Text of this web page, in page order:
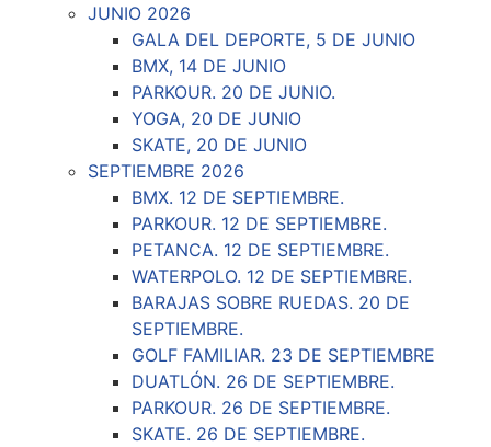
JUNIO 2026
GALA DEL DEPORTE, 5 DE JUNIO
BMX, 14 DE JUNIO
PARKOUR. 20 DE JUNIO.
YOGA, 20 DE JUNIO
SKATE, 20 DE JUNIO
SEPTIEMBRE 2026
BMX. 12 DE SEPTIEMBRE.
PARKOUR. 12 DE SEPTIEMBRE.
PETANCA. 12 DE SEPTIEMBRE.
WATERPOLO. 12 DE SEPTIEMBRE.
BARAJAS SOBRE RUEDAS. 20 DE
SEPTIEMBRE.
GOLF FAMILIAR. 23 DE SEPTIEMBRE
DUATLÓN. 26 DE SEPTIEMBRE.
PARKOUR. 26 DE SEPTIEMBRE.
SKATE. 26 DE SEPTIEMBRE.